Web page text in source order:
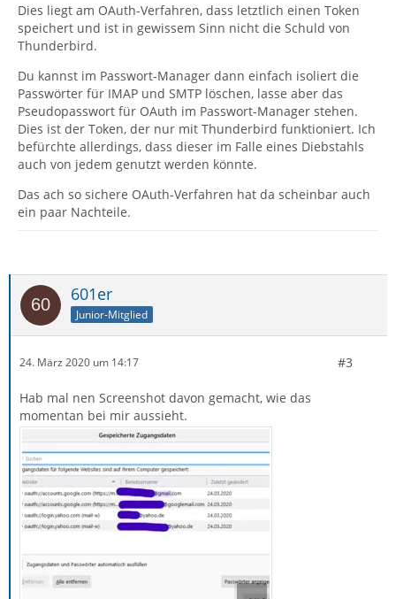
Dies liegt am OAuth-Verfahren, dass letztlich einen Token
speichert und ist in gewissem Sinn nicht die Schuld von
Thunderbird.
Du kannst im Passwort-Manager dann einfach isoliert die
Passwörter für IMAP und SMTP löschen, lasse aber das
Pseudopasswort für OAuth im Passwort-Manager stehen.
Dies ist der Token, der nur mit Thunderbird funktioniert. Ich
befürchte allerdings, dass dieser im Falle eines Diebstahls
auch von jedem genutzt werden könnte.
Das ach so sichere OAuth-Verfahren hat da scheinbar auch
ein paar Nachteile.
601er
Junior-Mitglied
24. März 2020 um 14:17 #3
Hab mal nen Screenshot davon gemacht, wie das
momentan bei mir aussieht.